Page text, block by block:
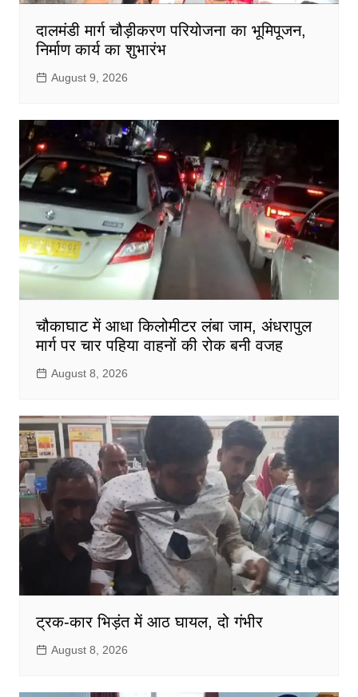
दालमंडी मार्ग चौड़ीकरण परियोजना का भूमिपूजन,
निर्माण कार्य का शुभारंभ
August 9, 2026
चौकाघाट में आधा किलोमीटर लंबा जाम, अंधरापुल
मार्ग पर चार पहिया वाहनों की रोक बनी वजह
August 8, 2026
ट्रक-कार भिड़ंत में आठ घायल, दो गंभीर
August 8, 2026